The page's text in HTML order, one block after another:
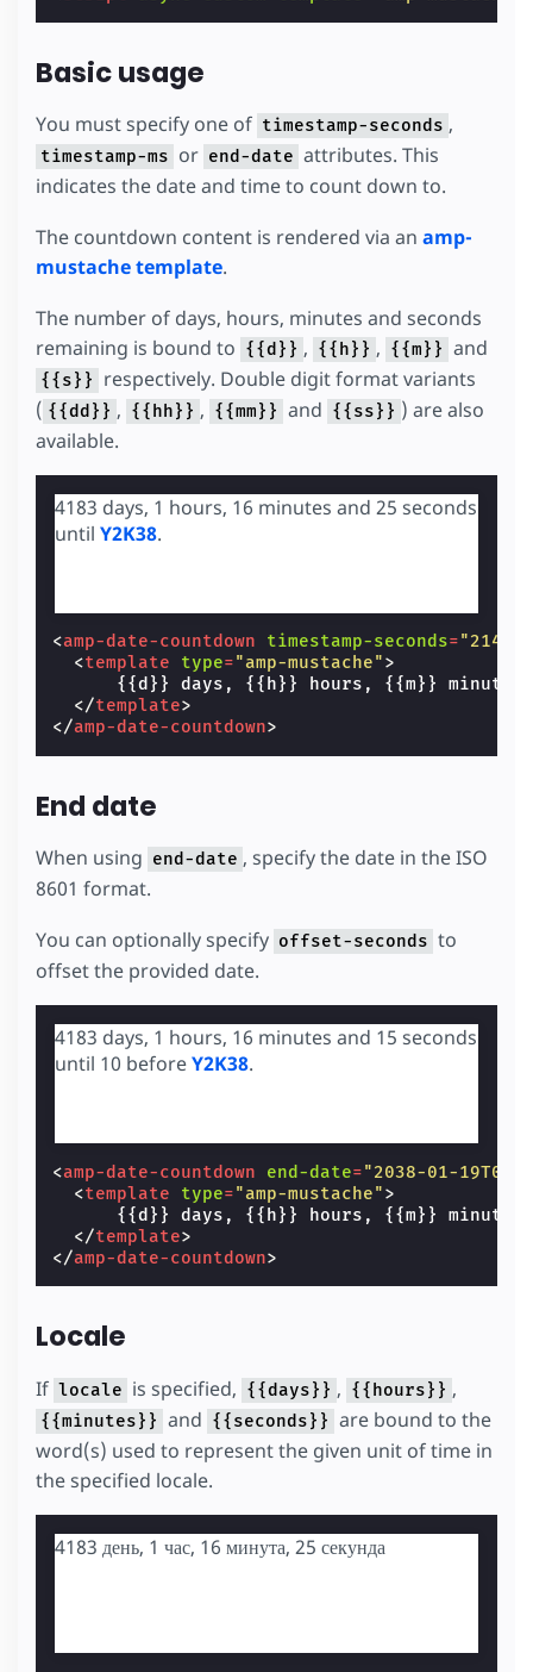
Basic usage
You must specify one of timestamp-seconds ,
timestamp-ms or end-date attributes. This
indicates the date and time to count down to.
The countdown content is rendered via an amp-
mustache template.
The number of days, hours, minutes and seconds
remaining is bound to {{d}} , {{h}} , {{m}} and
{{s}}
respectively. Double digit format variants
( {{dd}} , {{hh}} , {{mm}} and {{ss}} ) are also
available.
4183 days, 1 hours, 16 minutes and 24 seconds
until Y2K38.
<amp-date-countdown timestamp-seconds=
<template type="amp-mustache">
{{d}} days, {{h}} hours, {{m}}
</template>
</amp-date-countdown>
End date
When using end-date , specify the date in the ISO
8601 format.
You can optionally specify offset-seconds to
offset the provided date.
4183 days, 1 hours, 16 minutes and 14 seconds
until 10 beforeY2K38.
<amp-date-countdown end-date="2038-01-
<template type="amp-mustache">
{{d}} days, {{h}} hours, {{m}}
</template>
</amp-date-countdown>
Locale
If locale is specified, {{days}} , {{hours}} ,
{{minutes}} and {{seconds}} are bound to the
word(s) used to represent the given unit of time in
the specified locale.
4183 день, 1 час, 16 минута, 24 секунда